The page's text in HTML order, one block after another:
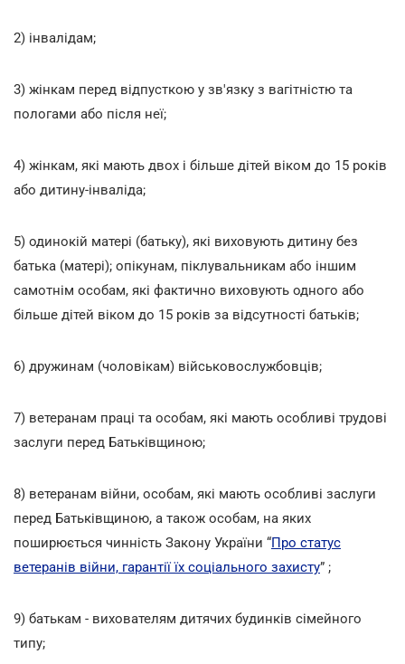
2) інвалідам;
3) жінкам перед відпусткою у зв'язку з вагітністю та
пологами або після неї;
4) жінкам, які мають двох і більше дітей віком до 15 років
або дитину-інваліда;
5) одинокій матері (батьку), які виховують дитину без
батька (матері); опікунам, піклувальникам або іншим
самотнім особам, які фактично виховують одного або
більше дітей віком до 15 років за відсутності батьків;
6) дружинам (чоловікам) військовослужбовців;
7) ветеранам праці та особам, які мають особливі трудові
заслуги перед Батьківщиною;
8) ветеранам війни, особам, які мають особливі заслуги
перед Батьківщиною, а також особам, на яких
поширюється чинність Закону України “Про статус
ветеранів війни, гарантії їх соціального захисту” ;
9) батькам - вихователям дитячих будинків сімейного
типу;